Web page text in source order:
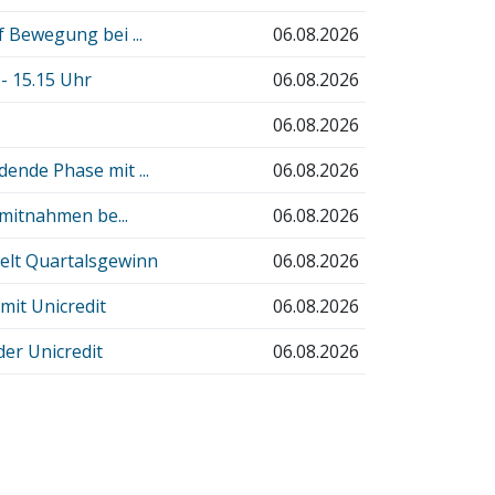
bei ...
06.08.2026
15.15 Uhr
06.08.2026
06.08.2026
Phase mit ...
06.08.2026
be...
06.08.2026
Quartalsgewinn
06.08.2026
Unicredit
06.08.2026
Unicredit
06.08.2026